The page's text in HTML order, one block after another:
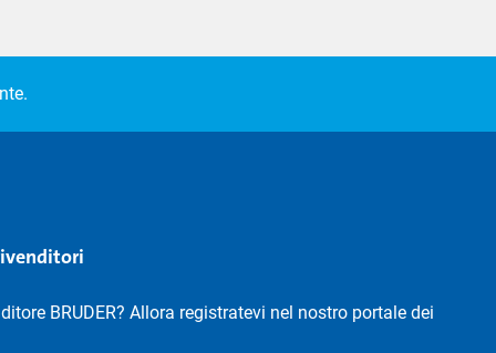
BRUDER? Allora registratevi nel nostro portale dei